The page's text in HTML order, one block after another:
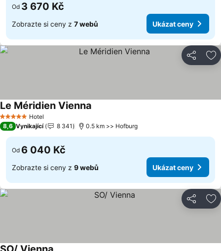
Od 3 670 Kč
Zobrazte si ceny z 7 webů Ukázat ceny
Sdílet
5 Počet hvězdiček
Hotel
Le Méridien Vienna
8,6 Vynikající 8 341 0.5 km >> Hofburg
Od 6 040 Kč
Zobrazte si ceny z 9 webů Ukázat ceny
Sdílet